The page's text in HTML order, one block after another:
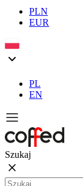
PLN
EUR
PL
EN
Szukaj